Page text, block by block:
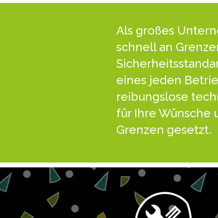
Als großes
schnell an
eines jeden
reibungslose
für Ihre Wünsche
Grenzen gesetzt.